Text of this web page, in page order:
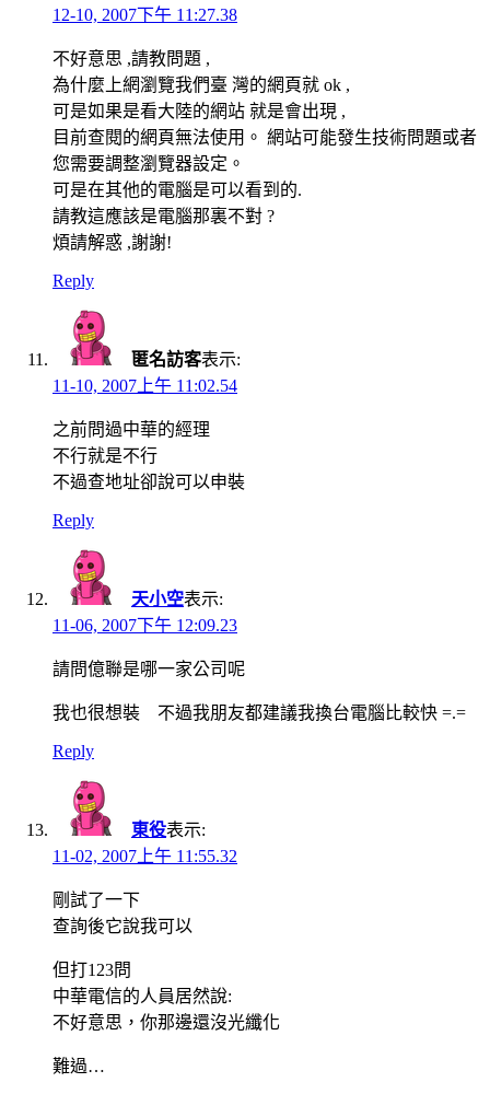
12-10, 2007下午 11:27.38
不好意思 ,請教問題 ,
為什麼上網瀏覽我們臺 灣的網頁就 ok ,
可是如果是看大陸的網站 就是會出現 ,
目前查閱的網頁無法使用。 網站可能發生技術問題或者
您需要調整瀏覽器設定。
可是在其他的電腦是可以看到的.
請教這應該是電腦那裏不對 ?
煩請解惑 ,謝謝!
Reply
匿名訪客表示:
11-10, 2007上午 11:02.54
之前問過中華的經理
不行就是不行
不過查地址卻說可以申裝
Reply
天小空表示:
11-06, 2007下午 12:09.23
請問億聯是哪一家公司呢
我也很想裝 不過我朋友都建議我換台電腦比較快 =.=
Reply
東役表示:
11-02, 2007上午 11:55.32
剛試了一下
查詢後它說我可以
但打123問
中華電信的人員居然說:
不好意思，你那邊還沒光纖化
難過…